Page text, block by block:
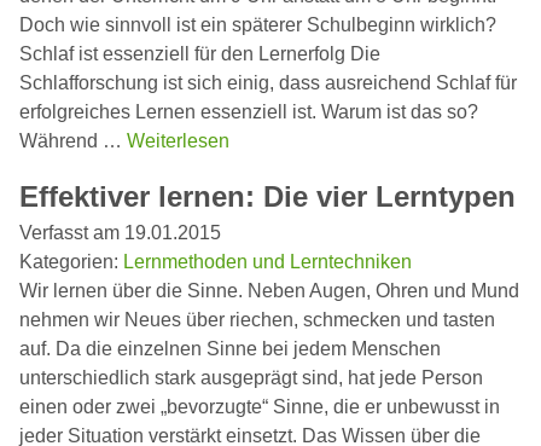
Doch wie sinnvoll ist ein späterer Schulbeginn wirklich?
Schlaf ist essenziell für den Lernerfolg Die
Schlafforschung ist sich einig, dass ausreichend Schlaf für
erfolgreiches Lernen essenziell ist. Warum ist das so?
Während … Weiterlesen
Effektiver lernen: Die vier Lerntypen
Verfasst am 19.01.2015
Kategorien: Lernmethoden und Lerntechniken
Wir lernen über die Sinne. Neben Augen, Ohren und Mund
nehmen wir Neues über riechen, schmecken und tasten
auf. Da die einzelnen Sinne bei jedem Menschen
unterschiedlich stark ausgeprägt sind, hat jede Person
einen oder zwei „bevorzugte“ Sinne, die er unbewusst in
jeder Situation verstärkt einsetzt. Das Wissen über die